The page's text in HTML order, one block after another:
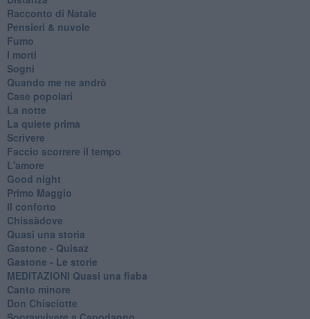
Racconto di Natale
Pensieri & nuvole
Fumo
I morti
Sogni
Quando me ne andrò
Case popolari
La notte
La quiete prima
Scrivere
Faccio scorrere il tempo
L'amore
Good night
Primo Maggio
Il conforto
Chissàdove
Quasi una storia
Gastone - Quisaz
Gastone - Le storie
MEDITAZIONI Quasi una fiaba
Canto minore
Don Chisciotte